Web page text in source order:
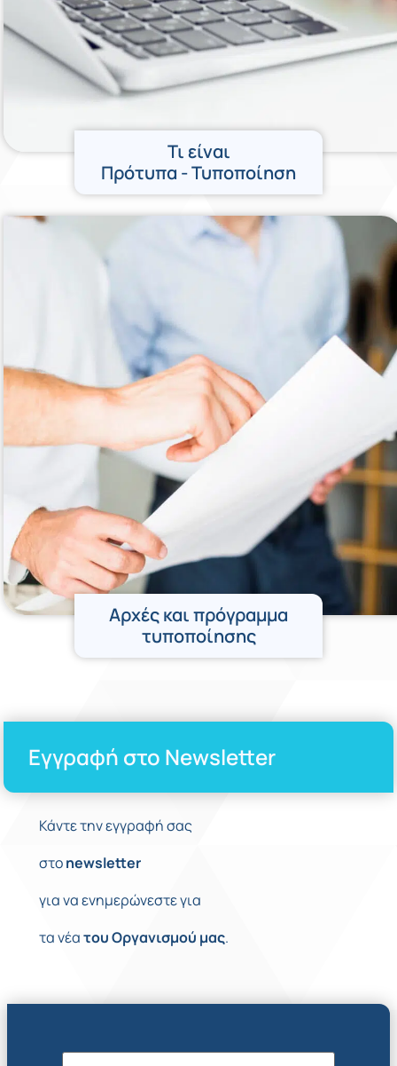
Τι είναι
Πρότυπα - Τυποποίηση
Αρχές και πρόγραμμα
τυποποίησης
Εγγραφή στο Newsletter
Κάντε την εγγραφή σας
στοnewsletter
για να ενημερώνεστε για
τα νέατουΟργανισμού μας.
Όνομα